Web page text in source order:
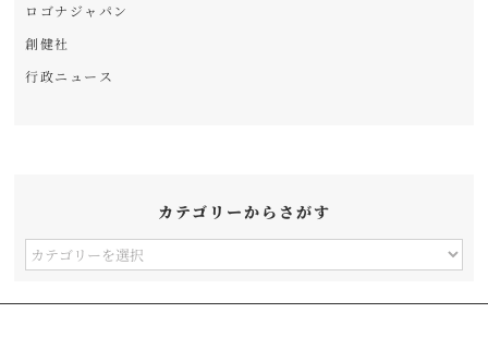
ロゴナジャパン
創健社
行政ニュース
カテゴリーからさがす
カ